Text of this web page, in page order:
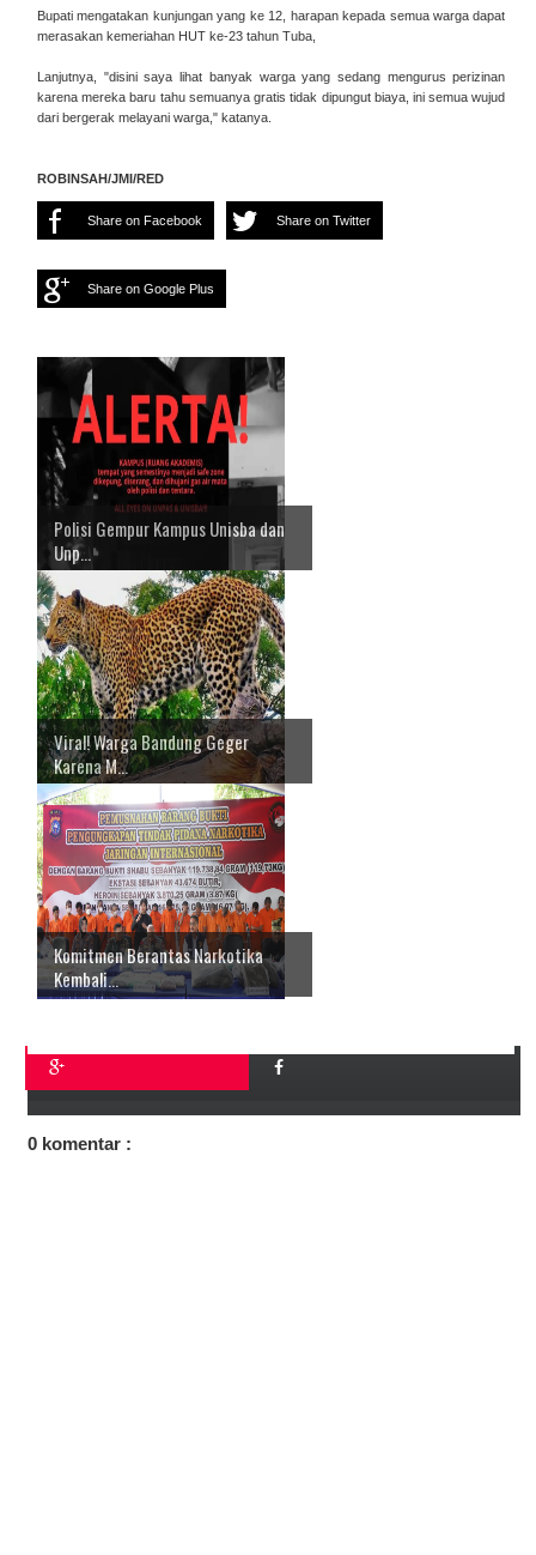
Bupati mengatakan kunjungan yang ke 12, harapan kepada semua warga dapat
merasakan kemeriahan HUT ke-23 tahun Tuba,
Lanjutnya, "disini saya lihat banyak warga yang sedang mengurus perizinan
karena mereka baru tahu semuanya gratis tidak dipungut biaya, ini semua wujud
dari bergerak melayani warga," katanya.
ROBINSAH/JMI/RED
Share on Facebook Share on Twitter
Share on Google Plus
Polisi Gempur Kampus Unisba dan
Unp...
Viral! Warga Bandung Geger
Karena M...
Komitmen Berantas Narkotika
Kembali...
0 komentar :